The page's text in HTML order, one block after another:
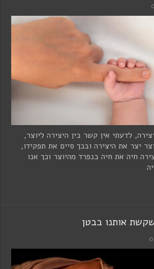
לדעתי אין קשר בין היצירה ליוצר,
יצר את היצירה ובכך סיים את תפקידו,
חיה את חיה בנפרד מהיוצר וכך אנו
אותנו בבטן
0